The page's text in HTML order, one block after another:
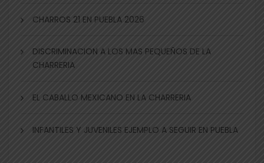
CHARROS 21 EN PUEBLA 2026
DISCRIMINACION A LOS MAS PEQUEÑOS DE LA
CHARRERIA
EL CABALLO MEXICANO EN LA CHARRERIA
INFANTILES Y JUVENILES EJEMPLO A SEGUIR EN PUEBLA